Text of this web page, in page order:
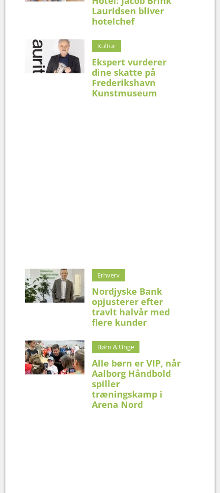
Lauridsen bliver
hotelchef
Kultur
Ekspert vurderer
dine skatte på
Frederikshavn
Kunstmuseum
Erhverv
Nordjyske Bank
opjusterer efter
travlt halvår med
flere kunder
Børn & Unge
Alle børn er VIP, når
Aalborg Håndbold
spiller
træningskamp i
Arena Nord